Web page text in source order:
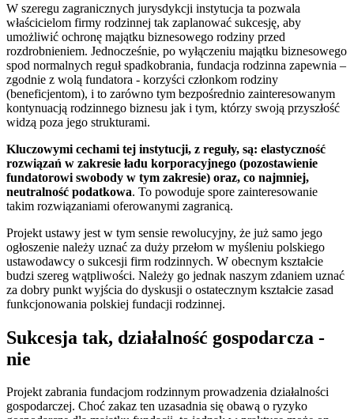
W szeregu zagranicznych jurysdykcji instytucja ta pozwala
właścicielom firmy rodzinnej tak zaplanować sukcesję, aby
umożliwić ochronę majątku biznesowego rodziny przed
rozdrobnieniem. Jednocześnie, po wyłączeniu majątku biznesowego
spod normalnych reguł spadkobrania, fundacja rodzinna zapewnia –
zgodnie z wolą fundatora - korzyści członkom rodziny
(beneficjentom), i to zarówno tym bezpośrednio zainteresowanym
kontynuacją rodzinnego biznesu jak i tym, którzy swoją przyszłość
widzą poza jego strukturami.
Kluczowymi cechami tej instytucji, z reguły, są: elastyczność
rozwiązań w zakresie ładu korporacyjnego (pozostawienie
fundatorowi swobody w tym zakresie) oraz, co najmniej,
neutralność podatkowa. To powoduje spore zainteresowanie
takim rozwiązaniami oferowanymi zagranicą.
Projekt ustawy jest w tym sensie rewolucyjny, że już samo jego
ogłoszenie należy uznać za duży przełom w myśleniu polskiego
ustawodawcy o sukcesji firm rodzinnych. W obecnym kształcie
budzi szereg wątpliwości. Należy go jednak naszym zdaniem uznać
za dobry punkt wyjścia do dyskusji o ostatecznym kształcie zasad
funkcjonowania polskiej fundacji rodzinnej.
Sukcesja tak, działalność gospodarcza -
nie
Projekt zabrania fundacjom rodzinnym prowadzenia działalności
gospodarczej. Choć zakaz ten uzasadnia się obawą o ryzyko